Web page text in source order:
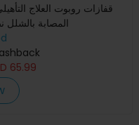
قفازات روبوت العلاج
المصابة بالشلل
65.99